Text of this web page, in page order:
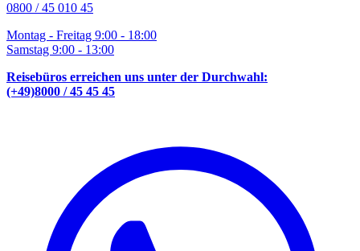
0800 / 45 010 45
Montag - Freitag 9:00 - 18:00
Samstag 9:00 - 13:00
Reisebüros erreichen uns unter der Durchwahl:
(+49)8000 / 45 45 45